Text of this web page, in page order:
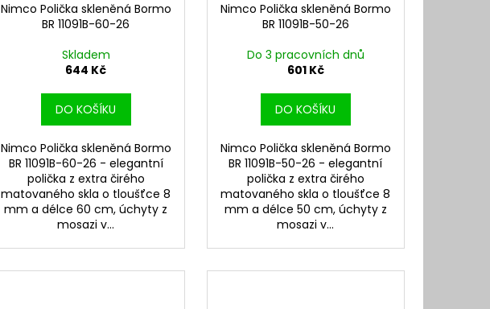
Nimco Polička skleněná Bormo
BR 11091B-60-26
Skladem
644 Kč
DO KOŠÍKU
Nimco Polička skleněná Bormo
BR 11091B-60-26 - elegantní
polička z extra čirého
matovaného skla o tloušťce 8
mm a délce 60 cm, úchyty z
mosazi v...
Nimco Polička skleněná Bormo
BR 11091B-50-26
Do 3 pracovních dnů
601 Kč
DO KOŠÍKU
Nimco Polička skleněná Bormo
BR 11091B-50-26 - elegantní
polička z extra čirého
matovaného skla o tloušťce 8
mm a délce 50 cm, úchyty z
mosazi v...